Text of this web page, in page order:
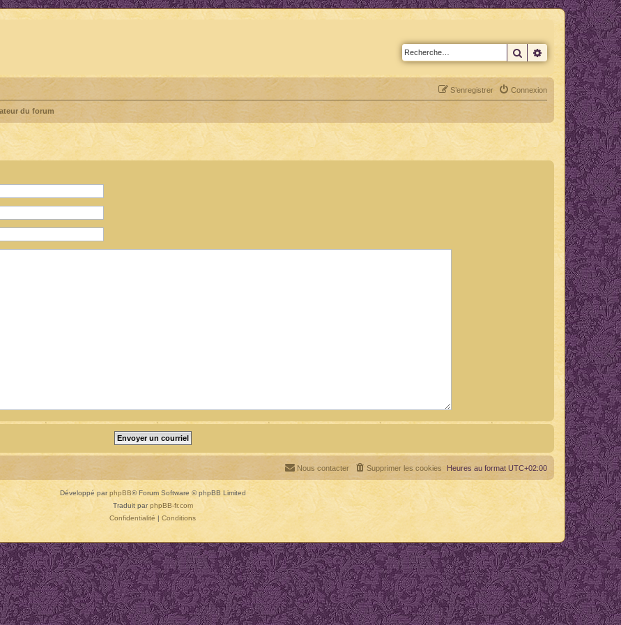
Rechercher
Recherche
Connexion
S’enregistrer
du forum
Heures au format UTC+02:00
Supprimer les cookies
Nous contacter
Développé parphpBB® Forum Software © phpBB Limited
Traduit parphpBB-fr.com
Confidentialité | Conditions